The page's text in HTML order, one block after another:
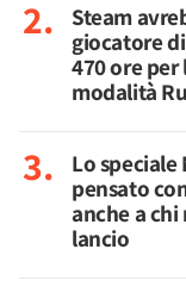
Steam
giocatore
470 ore
modalità
Lo speciale
pensato
anche a
lancio